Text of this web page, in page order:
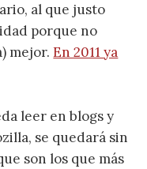
al que justo
porque no
mejor.En 2011 ya
leer en blogs y
se quedará sin
son los que más